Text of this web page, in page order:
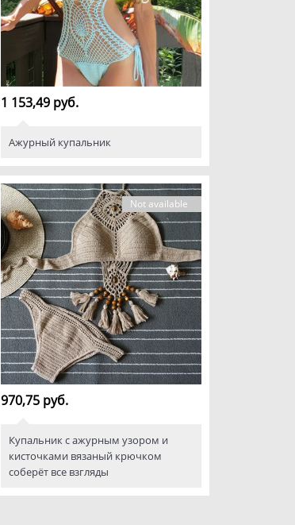
1 153,49 руб.
Ажурный купальник
Not available
970,75 руб.
Купальник с ажурным узором и
кисточками вязаный крючком
соберёт все взгляды